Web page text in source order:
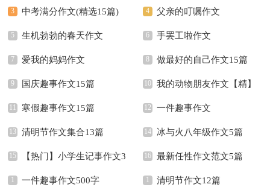
中考满分作文(精选15篇) 父亲的叮嘱作文
生机勃勃的春天作文 手罢工啦作文
爱我的妈妈作文 做最好的自己作文15篇
国庆趣事作文15篇 我的动物朋友作文【精】
寒假趣事作文15篇 一件趣事作文
清明节作文集合13篇 冰与火八年级作文5篇
【热门】小学生记事作文3
篇
最新任性作文范文5篇
一件趣事作文500字 清明节作文12篇